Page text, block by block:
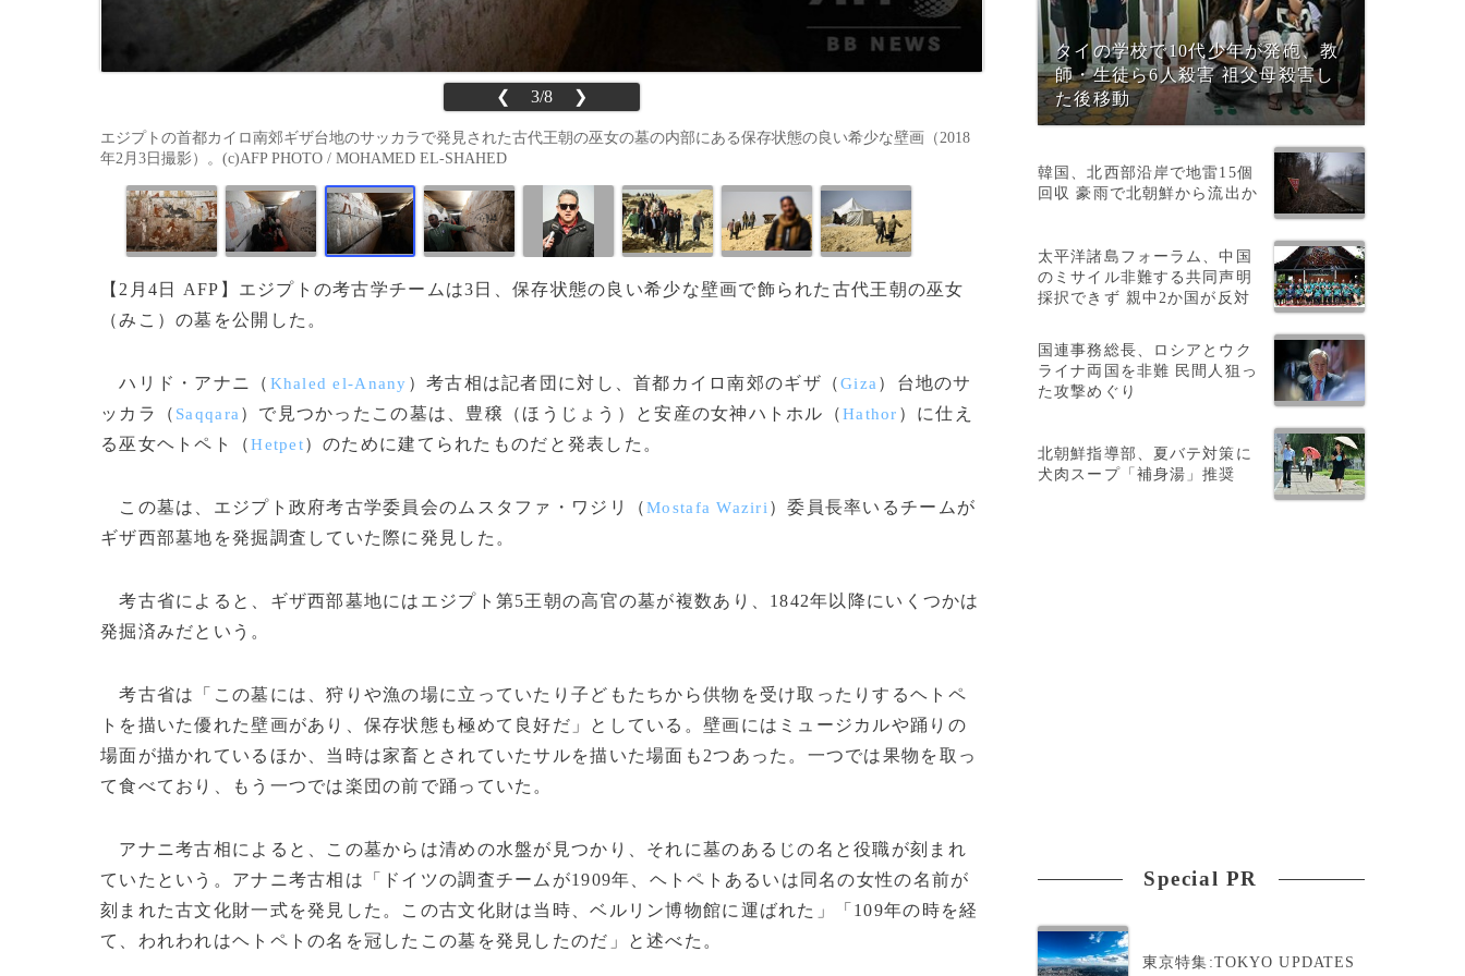
❮ 3/8 ❯
エジプトの首都カイロ南郊ギザ台地のサッカラで発見された古代王朝の巫女の墓の内部にある保存状態の良い希少な壁画（2018
年2月3日撮影）。(c)AFP PHOTO / MOHAMED EL-SHAHED
【2月4日 AFP】エジプトの考古学チームは3日、保存状態の良い希少な壁画で飾られた古代王朝の巫女
（みこ）の墓を公開した。
ハリド・アナニ（ Khaled el-Anany ）考古相は記者団に対し、首都カイロ南郊のギザ（Giza ）台地のサ
ッカラ（ Saqqara ）で見つかったこの墓は、豊穣（ほうじょう）と安産の女神ハトホル（Hathor ）に仕え
る巫女ヘトペト（Hetpet）のために建てられたものだと発表した。
この墓は、エジプト政府考古学委員会のムスタファ・ワジリ（Mostafa Waziri ）委員長率いるチームが
ギザ西部墓地を発掘調査していた際に発見した。
考古省によると、ギザ西部墓地にはエジプト第5王朝の高官の墓が複数あり、1842年以降にいくつかは
発掘済みだという。
考古省は「この墓には、狩りや漁の場に立っていたり子どもたちから供物を受け取ったりするヘトペ
トを描いた優れた壁画があり、保存状態も極めて良好だ」としている。壁画にはミュージカルや踊りの
場面が描かれているほか、当時は家畜とされていたサルを描いた場面も2つあった。一つでは果物を取っ
て食べており、もう一つでは楽団の前で踊っていた。
アナニ考古相によると、この墓からは清めの水盤が見つかり、それに墓のあるじの名と役職が刻まれ
ていたという。アナニ考古相は「ドイツの調査チームが1909年、ヘトペトあるいは同名の女性の名前が
刻まれた古文化財一式を発見した。この古文化財は当時、ベルリン博物館に運ばれた」「109年の時を経
て、われわれはヘトペトの名を冠したこの墓を発見したのだ」と述べた。
タイの学校で10代少年が発砲、教
師・生徒ら6人殺害 祖父母殺害し
た後移動
韓国、北西部沿岸で地雷15個
回収 豪雨で北朝鮮から流出か
太平洋諸島フォーラム、中国
のミサイル非難する共同声明
採択できず 親中2か国が反対
国連事務総長、ロシアとウク
ライナ両国を非難 民間人狙っ
た攻撃めぐり
北朝鮮指導部、夏バテ対策に
犬肉スープ「補身湯」推奨
Special PR
東京特集:TOKYO UPDATES